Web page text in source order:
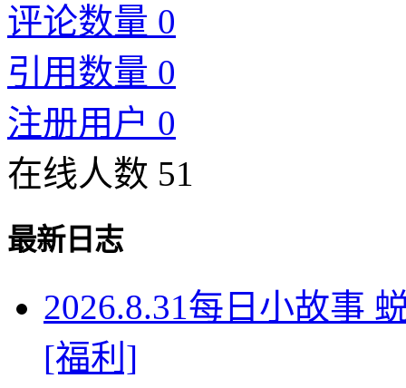
评论数量 0
引用数量 0
注册用户 0
在线人数 51
最新日志
2026.8.31每日小故事
[福利]